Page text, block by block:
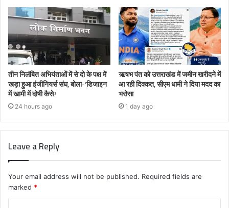
तीन निलंबित अभियंताओं में से दो के पक्ष में
खड़ा हुआ इंजीनियर्स संघ, बोला-‘डिजाइन
में खामी में दोषी कैसे?
24 hours ago
ऋषभ पंत को उत्तराखंड में जमीन खरीदने में
आ रही दिक्कत, सीएम धामी ने दिया मदद का
भरोसा
1 day ago
Leave a Reply
Your email address will not be published. Required fields are
marked *